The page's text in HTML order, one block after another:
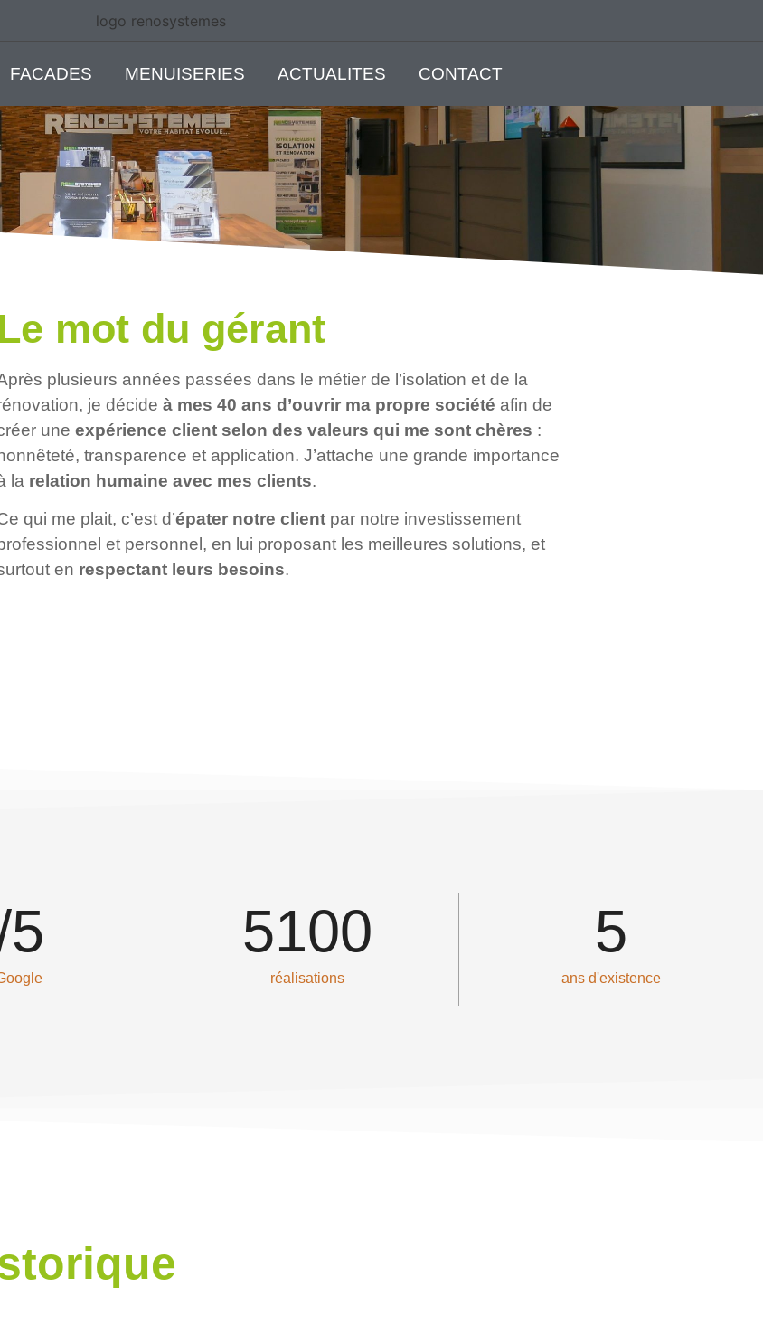
FACADES MENUISERIES ACTUALITES CONTACT
Le mot du gérant
plusieurs années passées dans le métier de l’isolation et de la
je décide à mes 40 ans d’ouvrir ma propre société afin de
une expérience client selon des valeurs qui me sont chères :
transparence et application. J’attache une grande importance
la relation humaine avec mes clients.
qui me plait, c’est d’épater notre client par notre investissement
et personnel, en lui proposant les meilleures solutions, et
en respectant leurs besoins.
réalisations
5100
ans d'existence
5